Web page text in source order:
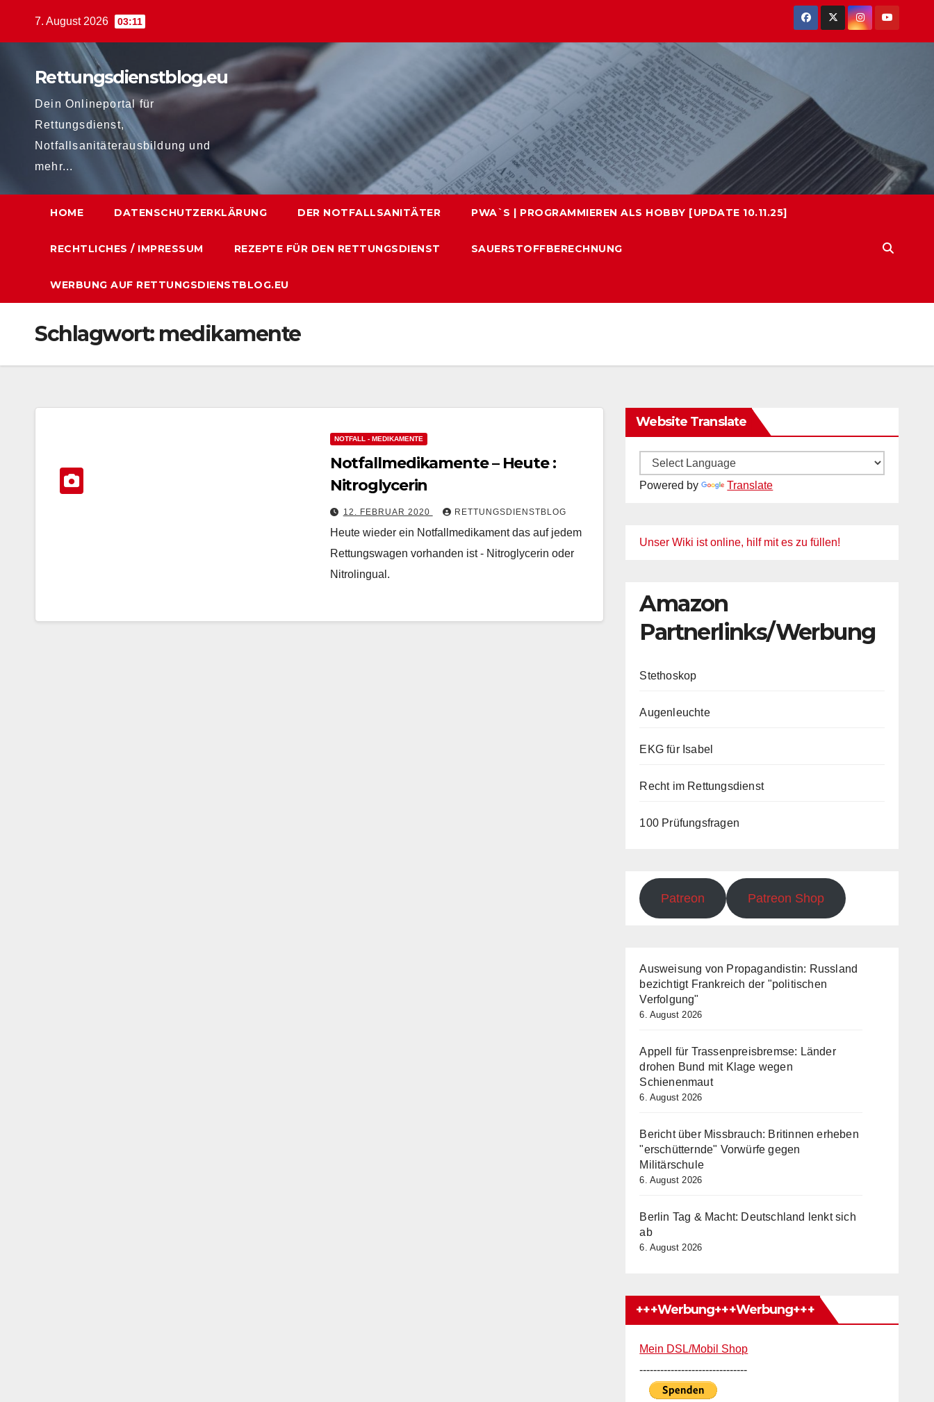
7. August 2026 03:11
Rettungsdienstblog.eu
Dein Onlineportal für
Rettungsdienst,
Notfallsanitäterausbildung und
mehr...
HOME DATENSCHUTZERKLÄRUNG DER NOTFALLSANITÄTER PWA`S | PROGRAMMIEREN ALS HOBBY [UPDATE 10.11.25]
RECHTLICHES / IMPRESSUM REZEPTE FÜR DEN RETTUNGSDIENST SAUERSTOFFBERECHNUNG
WERBUNG AUF RETTUNGSDIENSTBLOG.EU
Schlagwort: medikamente
NOTFALL - MEDIKAMENTE
Notfallmedikamente – Heute :
Nitroglycerin
12. FEBRUAR 2020 RETTUNGSDIENSTBLOG
Heute wieder ein Notfallmedikament das auf jedem
Rettungswagen vorhanden ist - Nitroglycerin oder
Nitrolingual.
Website Translate
Powered by Translate
Unser Wiki ist online, hilf mit es zu füllen!
Amazon
Partnerlinks/Werbung
Stethoskop
Augenleuchte
EKG für Isabel
Recht im Rettungsdienst
100 Prüfungsfragen
Patreon Patreon Shop
Ausweisung von Propagandistin: Russland
bezichtigt Frankreich der "politischen
Verfolgung"
6. August 2026
Appell für Trassenpreisbremse: Länder
drohen Bund mit Klage wegen
Schienenmaut
6. August 2026
Bericht über Missbrauch: Britinnen erheben
"erschütternde" Vorwürfe gegen
Militärschule
6. August 2026
Berlin Tag & Macht: Deutschland lenkt sich
ab
6. August 2026
+++Werbung+++Werbung+++
Mein DSL/Mobil Shop
-------------------------------